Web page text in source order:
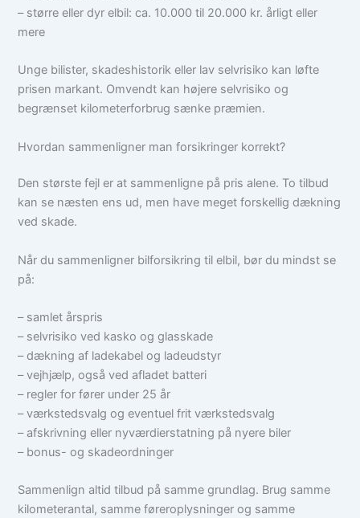
– større eller dyr elbil: ca. 10.000 til 20.000 kr. årligt eller
mere
Unge bilister, skadeshistorik eller lav selvrisiko kan løfte
prisen markant. Omvendt kan højere selvrisiko og
begrænset kilometerforbrug sænke præmien.
Hvordan sammenligner man forsikringer korrekt?
Den største fejl er at sammenligne på pris alene. To tilbud
kan se næsten ens ud, men have meget forskellig dækning
ved skade.
Når du sammenligner bilforsikring til elbil, bør du mindst se
på:
– samlet årspris
– selvrisiko ved kasko og glasskade
– dækning af ladekabel og ladeudstyr
– vejhjælp, også ved afladet batteri
– regler for fører under 25 år
– værkstedsvalg og eventuel frit værkstedsvalg
– afskrivning eller nyværdierstatning på nyere biler
– bonus- og skadeordninger
Sammenlign altid tilbud på samme grundlag. Brug samme
kilometerantal, samme føreroplysninger og samme